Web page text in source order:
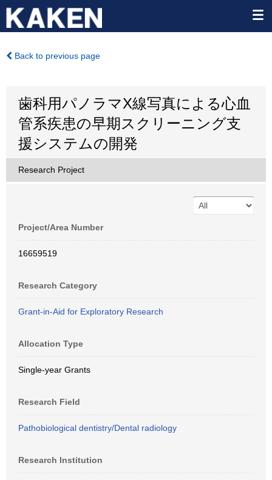
Back to previous page
歯科用パノラマX線写真による心血
管系疾患の早期スクリーニング支
援システムの開発
Research Project
Project/Area Number
16659519
Research Category
Grant-in-Aid for Exploratory Research
Allocation Type
Single-year Grants
Research Field
Pathobiological dentistry/Dental radiology
Research Institution